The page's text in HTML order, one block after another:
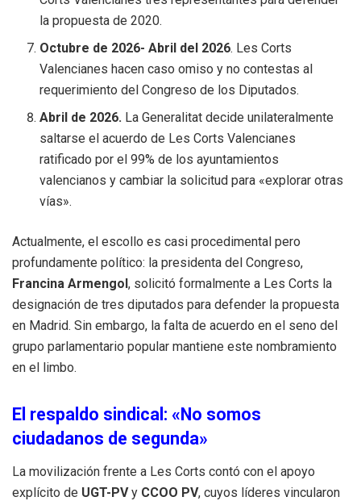
la propuesta de 2020.
Octubre de 2026- Abril del 2026. Les Corts
Valencianes hacen caso omiso y no contestas al
requerimiento del Congreso de los Diputados.
Abril de 2026. La Generalitat decide unilateralmente
saltarse el acuerdo de Les Corts Valencianes
ratificado por el 99% de los ayuntamientos
valencianos y cambiar la solicitud para «explorar otras
vías».
Actualmente, el escollo es casi procedimental pero
profundamente político: la presidenta del Congreso,
Francina Armengol, solicitó formalmente a Les Corts la
designación de tres diputados para defender la propuesta
en Madrid. Sin embargo, la falta de acuerdo en el seno del
grupo parlamentario popular mantiene este nombramiento
en el limbo.
El respaldo sindical: «No somos
ciudadanos de segunda»
La movilización frente a Les Corts contó con el apoyo
explícito de UGT-PVy CCOO PV, cuyos líderes vincularon